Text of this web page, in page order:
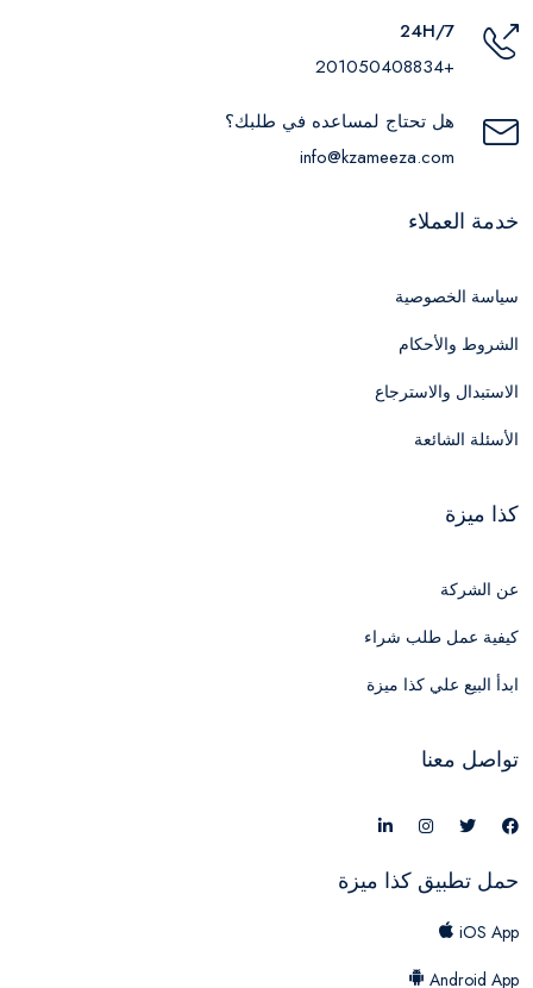
24H/7
+201050408834
هل تحتاج لمساعده في طلبك؟
info@kzameeza.com
خدمة العملاء
سياسة الخصوصية
الشروط والأحكام
الاستبدال والاسترجاع
الأسئلة الشائعة
كذا ميزة
عن الشركة
كيفية عمل طلب شراء
ابدأ البيع علي كذا ميزة
تواصل معنا
حمل تطبيق كذا ميزة
iOS App
Android App